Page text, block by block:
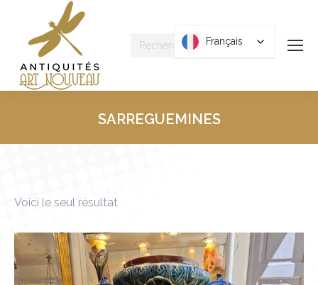
Recherche
SARREGUEMINES
Voici le seul résultat
Français
Français